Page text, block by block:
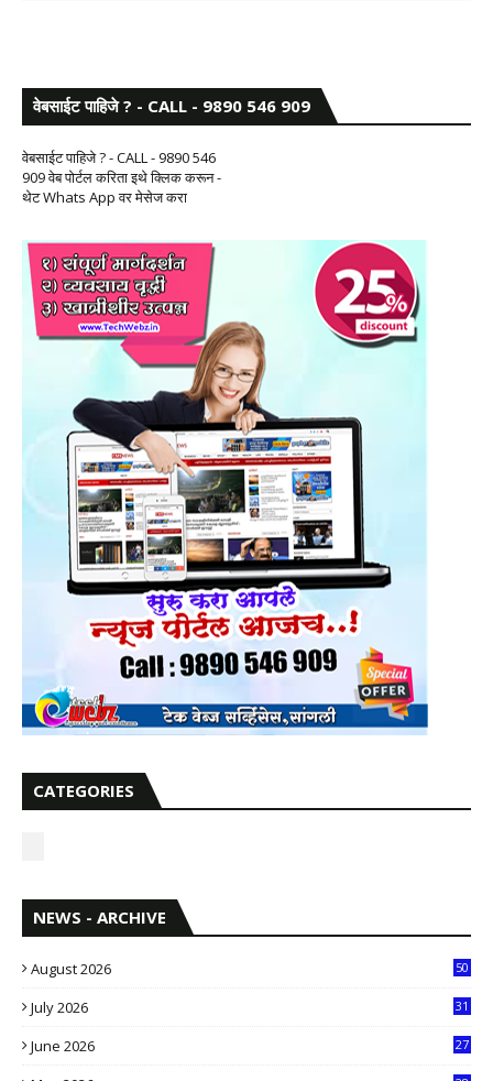
वेबसाईट पाहिजे ? - CALL - 9890 546 909
वेबसाईट पाहिजे ? - CALL - 9890 546
909 वेब पोर्टल करिता इथे क्लिक करून -
थेट Whats App वर मेसेज करा
CATEGORIES
NEWS - ARCHIVE
August 2026 50
July 2026
31
June 2026
27